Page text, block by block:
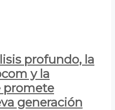
profundo, la
y la
promete
generación